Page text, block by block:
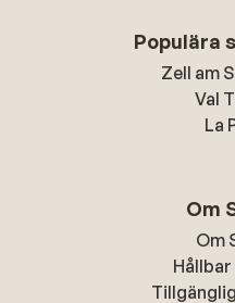
Populära
Zell am
Val
La
Om
Om